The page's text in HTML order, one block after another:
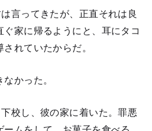
言ってきたが、正直それは良
ぐ家に帰るようにと、耳にタコ
れていたからだ。
かった。
校し、彼の家に着いた。罪悪